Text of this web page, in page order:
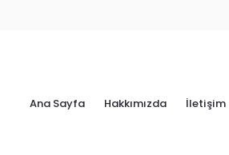
Ana Sayfa Hakkımızda İletişim